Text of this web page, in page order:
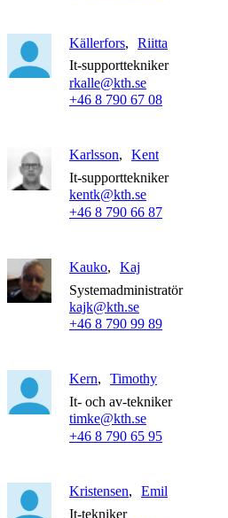
Källerfors
Riitta
It-supporttekniker
rkalle@kth.se
+46 8 790 67 08
Karlsson
Kent
It-supporttekniker
kentk@kth.se
+46 8 790 66 87
Kauko
Kaj
Systemadministratör
kajk@kth.se
+46 8 790 99 89
Kern
Timothy
It- och av-tekniker
timke@kth.se
+46 8 790 65 95
Kristensen
Emil
It-tekniker